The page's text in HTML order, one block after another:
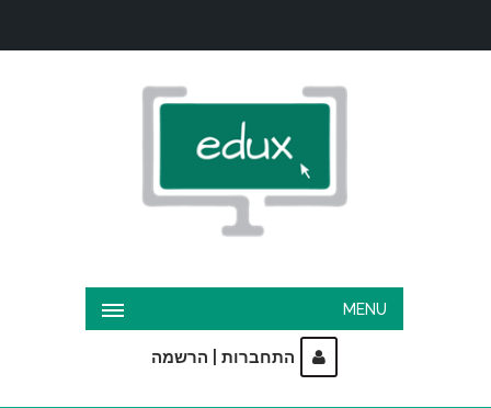
MENU
התחברות הרשמה